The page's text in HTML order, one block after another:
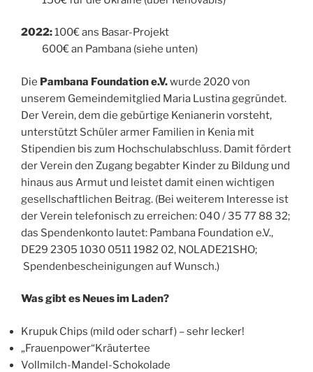
2022:100€ ans Basar-Projekt
600€ an Pambana (siehe unten)
Die Pambana Foundation e.V.wurde 2020 von
unserem Gemeindemitglied Maria Lustina gegründet.
Der Verein, dem die gebürtige Kenianerin vorsteht,
unterstützt Schüler armer Familien in Kenia mit
Stipendien bis zum Hochschulabschluss. Damit fördert
der Verein den Zugang begabter Kinder zu Bildung und
hinaus aus Armut und leistet damit einen wichtigen
gesellschaftlichen Beitrag. (Bei weiterem Interesse ist
der Verein telefonisch zu erreichen: 040 / 35 77 88 32;
das Spendenkonto lautet: Pambana Foundation e.V.,
DE29 2305 1030 0511 1982 02, NOLADE21SHO;
Spendenbescheinigungen auf Wunsch.)
Was gibt es Neues im Laden?
Krupuk Chips (mild oder scharf) – sehr lecker!
„Frauenpower“Kräutertee
Vollmilch-Mandel-Schokolade